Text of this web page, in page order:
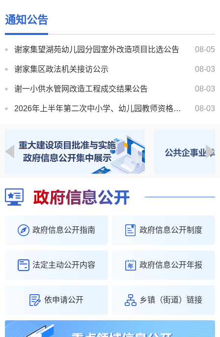
通知公告
谢家集望湖苑幼儿园分园室外改造项目比选公告 08-05
谢家集区政法机关接访公示 08-03
谢一小供水管网改造工程成交结果公告 08-03
2026年上半年第二次中小学、幼儿园教师资格证领取通知 08-03
李郢孜镇春申君文化园项目配套停车场工程成交结果公告 07-31
谢家集区政务服务中心物业服务项目（二次）竞争性磋商公告 08-07
政府信息公开指南 政府信息公开制度
法定主动公开内容 政府信息公开年报
依申请公开 乡镇（街道）链接